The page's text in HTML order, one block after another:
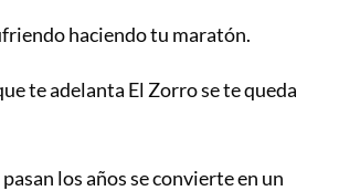
haciendo tu maratón.
te adelanta El Zorro se te queda
los años se convierte en un